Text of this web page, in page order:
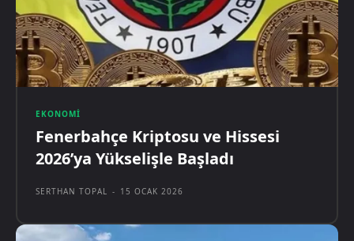
EKONOMI
Fenerbahçe Kriptosu ve Hissesi
2026’ya Yükselişle Başladı
SERTHAN TOPAL - 15 OCAK 2026